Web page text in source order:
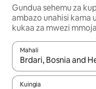
Gundua sehemu za
ambazo unahisi kama
kukaa za mwezi
Mahali
Wakati matokeo
Kuingia